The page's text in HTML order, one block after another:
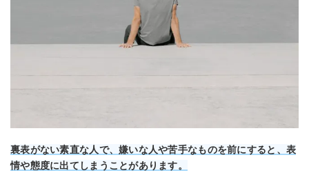
裏表がない素直な人で、嫌いな人や苦手なものを前にすると、表
情や態度に出てしまうことがあります。